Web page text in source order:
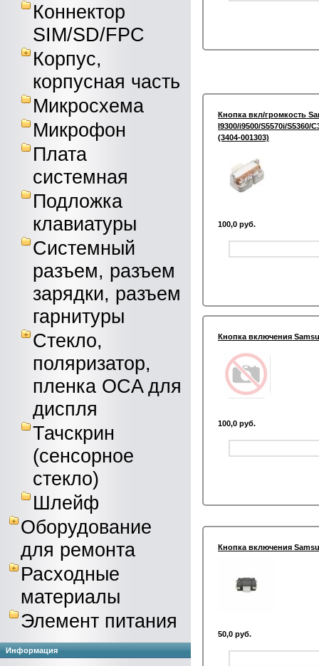
Коннектор
SIM/SD/FPC
Корпус,
корпусная часть
Микросхема
Микрофон
Плата
системная
Подложка
клавиатуры
Системный
разъем, разъем
зарядки, разъем
гарнитуры
Стекло,
поляризатор,
пленка OCA для
диспля
Тачскрин
(сенсорное
стекло)
Шлейф
Оборудование
для ремонта
Расходные
материалы
Элемент питания
Информация
Кнопка вкл/громкость
I9300/i9500/S5570i/S5360/
(3404-001303)
100,0 руб.
Кнопка включения
100,0 руб.
Кнопка включения
50,0 руб.